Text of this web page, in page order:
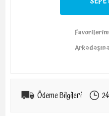
Ödeme Bilgileri